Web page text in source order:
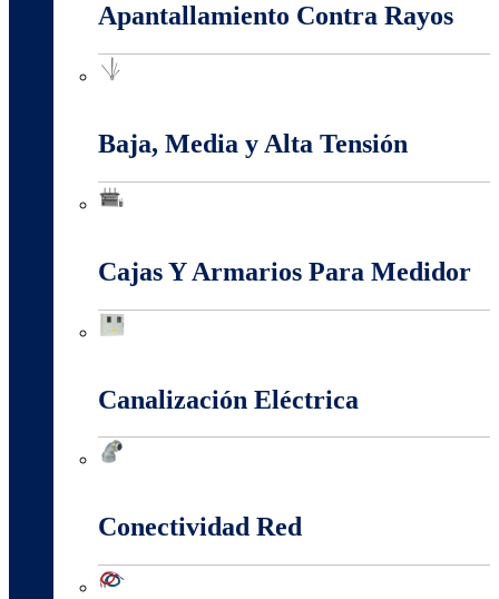
Apantallamiento Contra Rayos
Baja, Media y Alta Tensión
Cajas Y Armarios Para Medidor
Canalización Eléctrica
Conectividad Red